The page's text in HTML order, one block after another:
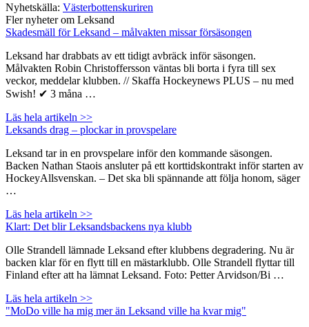
Nyhetskälla: Västerbottenskuriren
Fler nyheter om Leksand
Skadesmäll för Leksand – målvakten missar försäsongen
Leksand har drabbats av ett tidigt avbräck inför säsongen.
Målvakten Robin Christoffersson väntas bli borta i fyra till sex
veckor, meddelar klubben. // Skaffa Hockeynews PLUS – nu med
Swish! ✔ 3 måna …
Läs hela artikeln >>
Leksands drag – plockar in provspelare
Leksand tar in en provspelare inför den kommande säsongen.
Backen Nathan Staois ansluter på ett korttidskontrakt inför starten av
HockeyAllsvenskan. – Det ska bli spännande att följa honom, säger
…
Läs hela artikeln >>
Klart: Det blir Leksandsbackens nya klubb
Olle Strandell lämnade Leksand efter klubbens degradering. Nu är
backen klar för en flytt till en mästarklubb. Olle Strandell flyttar till
Finland efter att ha lämnat Leksand. Foto: Petter Arvidson/Bi …
Läs hela artikeln >>
"MoDo ville ha mig mer än Leksand ville ha kvar mig"